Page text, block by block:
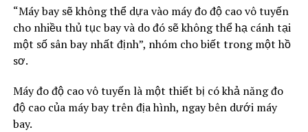
“Máy bay sẽ không thể dựa vào máy đo độ cao vô tuyến
cho nhiều thủ tục bay và do đó sẽ không thể hạ cánh tại
một số sân bay nhất định”, nhóm cho biết trong một hồ
sơ.
Máy đo độ cao vô tuyến là một thiết bị có khả năng đo
độ cao của máy bay trên địa hình, ngay bên dưới máy
bay.